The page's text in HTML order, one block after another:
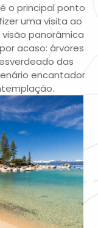
o principal ponto
uma visita ao
panorâmica
acaso: árvores
das
encantador